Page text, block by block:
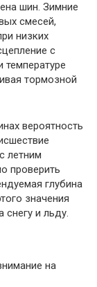
шин. Зимние
смесей,
низких
с
тормозной
вероятность
летним
проверить
глубина
значения
и льду.
на